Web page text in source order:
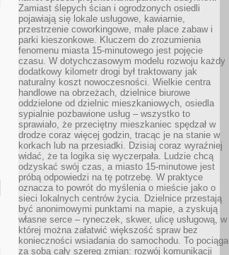
Zamiast ślepych ścian i ogrodzonych osiedli
pojawiają się lokale usługowe, kawiarnie,
przestrzenie coworkingowe, małe place zabaw i
parki kieszonkowe. Kluczem do zrozumienia
fenomenu miasta 15-minutowego jest pojęcie
czasu. W dotychczasowym modelu rozwoju każdy
dodatkowy kilometr drogi był traktowany jak
naturalny koszt nowoczesności. Wielkie centra
handlowe na obrzeżach, dzielnice biurowe
oddzielone od dzielnic mieszkaniowych, osiedla
sypialnie pozbawione usług – wszystko to
sprawiało, że przeciętny mieszkaniec spędzał w
drodze coraz więcej godzin, tracąc je na stanie w
korkach lub na przesiadki. Dzisiaj coraz wyraźniej
widać, że ta logika się wyczerpała. Ludzie chcą
odzyskać swój czas, a miasto 15-minutowe jest
próbą odpowiedzi na tę potrzebę. W praktyce
oznacza to powrót do myślenia o mieście jako o
sieci lokalnych centrów życia. Dzielnice przestają
być anonimowymi punktami na mapie, a zyskują
własne serce – ryneczek, skwer, ulicę usługową, w
której można załatwić większość spraw bez
konieczności wsiadania do samochodu. To pociąga
za sobą cały szereg zmian: rozwój komunikacji